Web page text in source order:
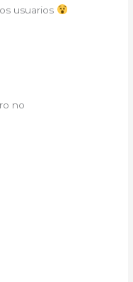
usuarios
no